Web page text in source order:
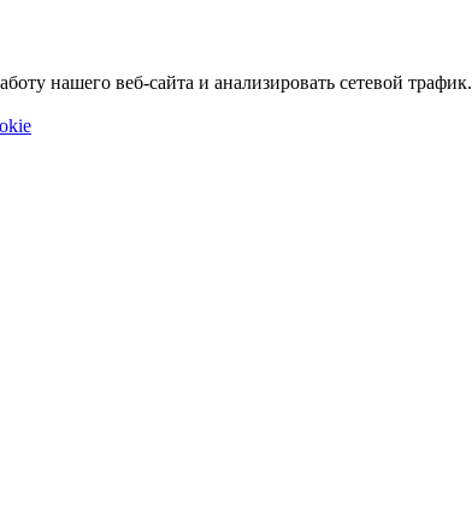
нашего веб-сайта и анализировать сетевой трафик.